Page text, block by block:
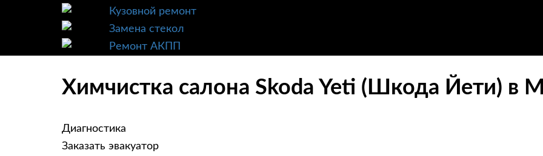
Кузовной ремонт
Замена стекол
Ремонт АКПП
Химчистка салона Skoda Yeti (Шкода Йети) в
Диагностика
Заказать эвакуатор